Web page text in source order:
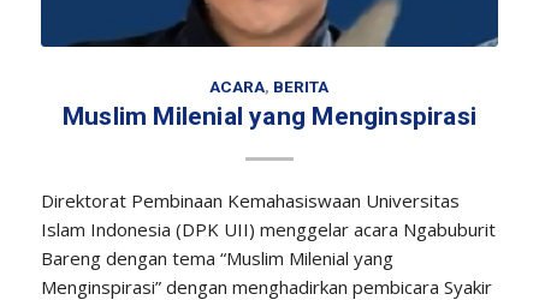
ACARA, BERITA
Muslim Milenial yang Menginspirasi
Direktorat Pembinaan Kemahasiswaan Universitas
Islam Indonesia (DPK UII) menggelar acara Ngabuburit
Bareng dengan tema “Muslim Milenial yang
Menginspirasi” dengan menghadirkan pembicara Syakir